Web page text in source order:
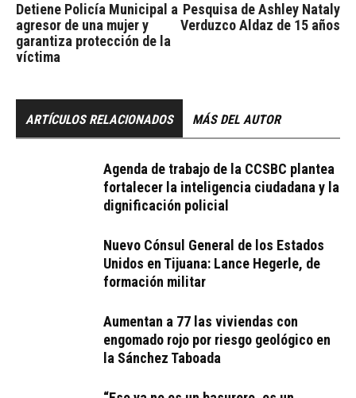
Detiene Policía Municipal a
agresor de una mujer y
garantiza protección de la
víctima
Pesquisa de Ashley Nataly
Verduzco Aldaz de 15 años
ARTÍCULOS RELACIONADOS MÁS DEL AUTOR
Agenda de trabajo de la CCSBC plantea
fortalecer la inteligencia ciudadana y la
dignificación policial
Nuevo Cónsul General de los Estados
Unidos en Tijuana: Lance Hegerle, de
formación militar
Aumentan a 77 las viviendas con
engomado rojo por riesgo geológico en
la Sánchez Taboada